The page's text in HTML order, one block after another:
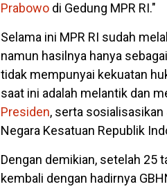
Prabowo di Gedung MPR RI."
Selama ini MPR RI sudah
namun hasilnya hanya
tidak mempunyai kekuatan
saat ini adalah melantik dan
Presiden, serta sosialisasikan
Negara Kesatuan Republik
Dengan demikian, setelah 25
kembali dengan hadirnya